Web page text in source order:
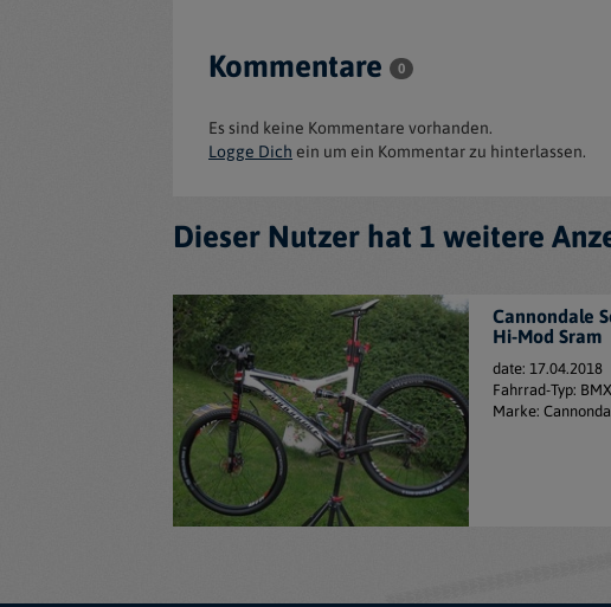
Kommentare 0
Es sind keine Kommentare vorhanden.
Logge Dich ein um ein Kommentar zu hinterlassen.
Dieser Nutzer hat 1 weitere
Cannondale
Hi-Mod Sram
date: 17.04.2018
Fahrrad-Typ: BMX
Marke: